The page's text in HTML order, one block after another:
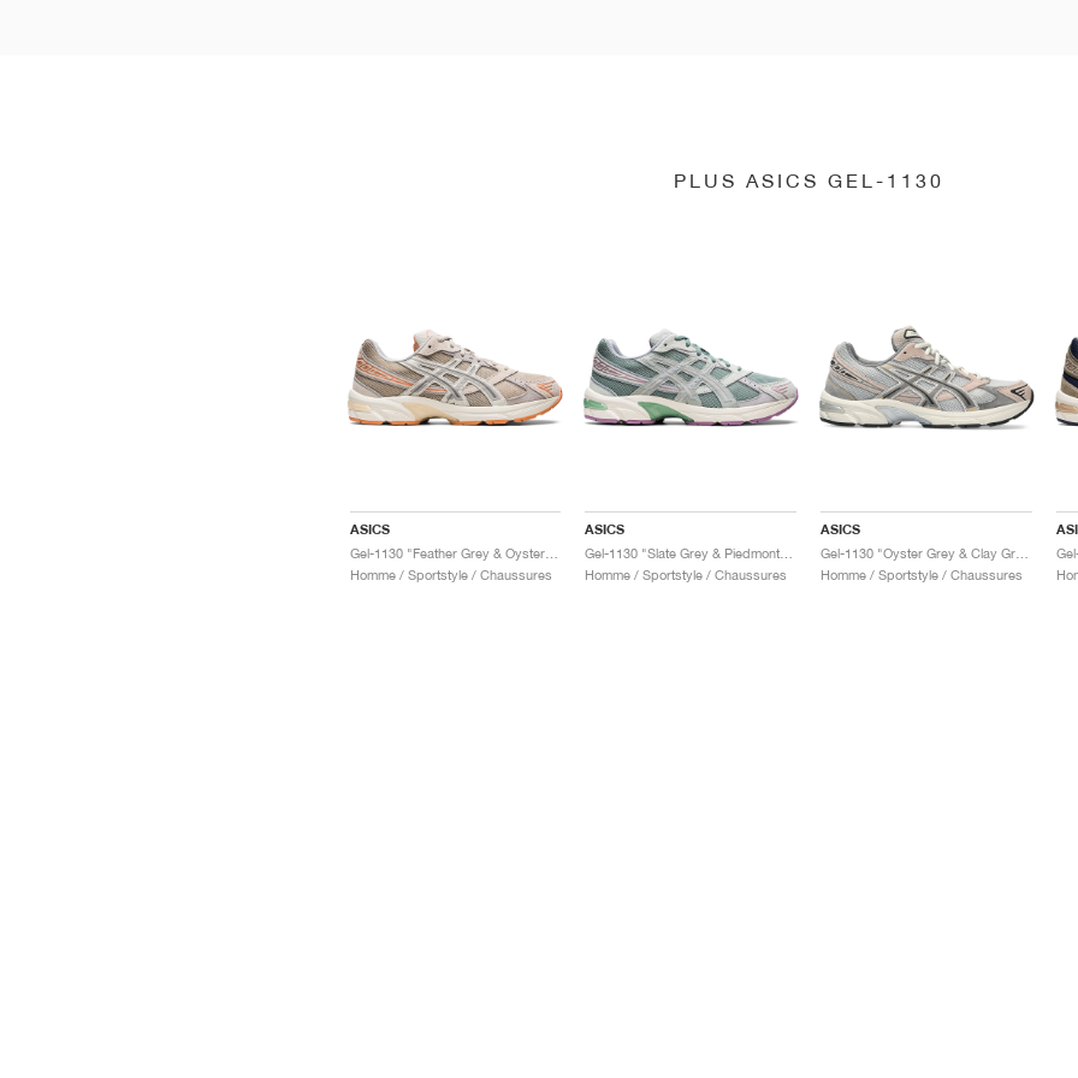
PLUS ASICS GEL-1130
ASICS
Gel-1130 "Feather Grey & Oyster Grey"
Homme / Sportstyle / Chaussures
ASICS
Homme / Sportstyle / Chaussures
ASICS
Homme / Sportstyle / Chaussures